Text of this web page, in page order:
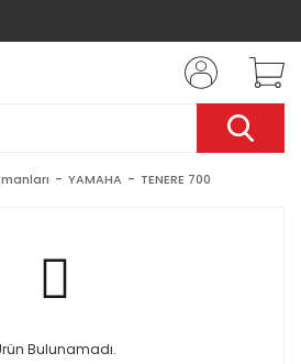
YAMAHA TENERE 700
Bulunamadı.